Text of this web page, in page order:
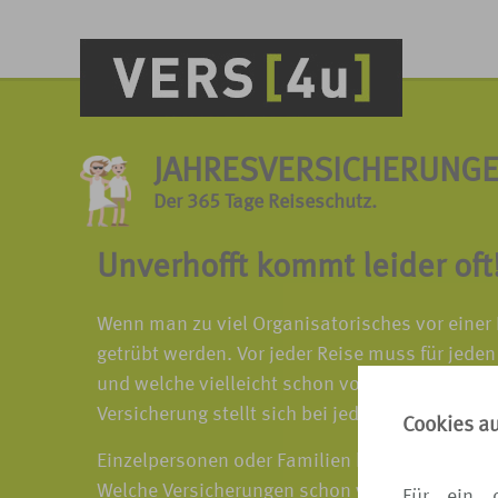
Cookies
Der 365 Tage Reiseschutz.
Unverhofft kommt leider
Wenn man zu viel Organisatorisches vor
getrübt werden. Vor jeder Reise muss für
und welche vielleicht schon vorhanden. Ob
Versicherung stellt sich bei jeder
Einzelpersonen oder Familien können sich für
Welche Versicherungen schon vorhanden